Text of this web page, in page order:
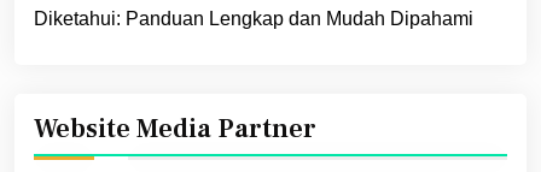
Diketahui: Panduan Lengkap dan Mudah Dipahami
Website Media Partner